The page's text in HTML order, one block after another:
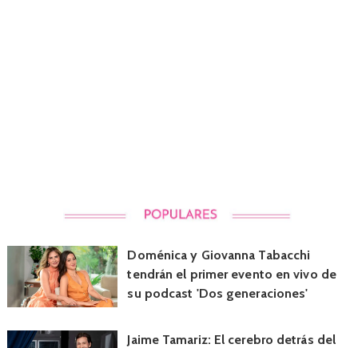
Doménica y Giovanna Tabacchi
tendrán el primer evento en vivo de
su podcast 'Dos generaciones'
Jaime Tamariz: El cerebro detrás del